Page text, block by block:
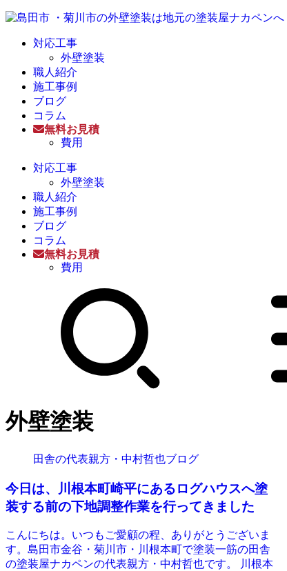
対応工事
外壁塗装
職人紹介
施工事例
ブログ
コラム
無料お見積
費用
対応工事
外壁塗装
職人紹介
施工事例
ブログ
コラム
無料お見積
費用
外壁塗装
田舎の代表親方・中村哲也ブログ
今日は、川根本町崎平にあるログハウスへ塗
装する前の下地調整作業を行ってきました
こんにちは。いつもご愛顧の程、ありがとうございま
す。島田市金谷・菊川市・川根本町で塗装一筋の田舎
の塗装屋ナカペンの代表親方・中村哲也です。 川根本